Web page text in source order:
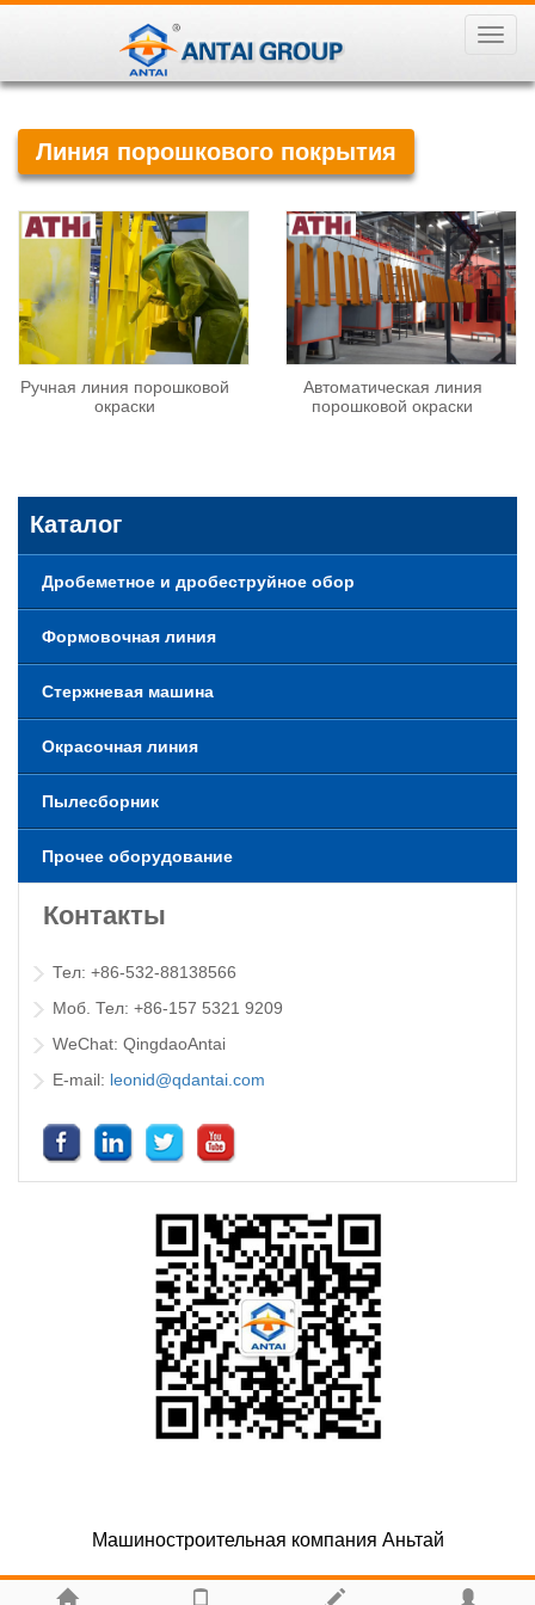
导
菜
Линия порошкового покрытия
Ручная линия порошковой
окраски
Автоматическая линия
порошковой окраски
Каталог
Дробеметное и дробеструйное обор
Формовочная линия
Стержневая машина
Окрасочная линия
Пылесборник
Прочее оборудование
Контакты
Тел: +86-532-88138566
Моб. Тел: +86-157 5321 9209
WeChat: QingdaoAntai
E-mail: leonid@qdantai.com
Машиностроительная компания Аньтай